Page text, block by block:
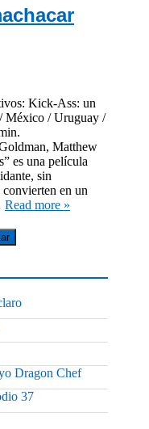
Kick-Ass: un
México / Uruguay /
Matthew
es una película
sin
en un
Read more »
Dragon Chef
37